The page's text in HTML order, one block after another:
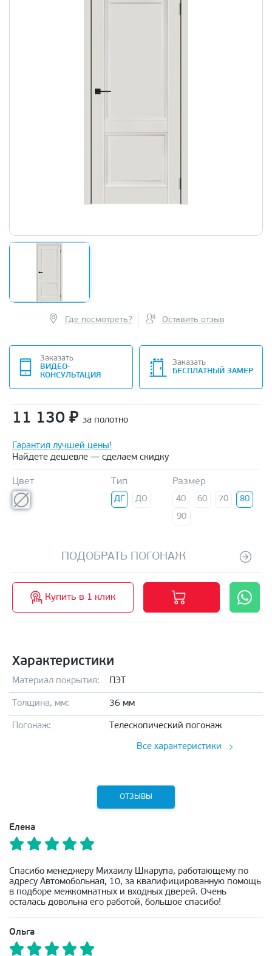
Где посмотреть? Оставить отзыв
Заказать
ВИДЕО-
КОНСУЛЬТАЦИЯ
Заказать
БЕСПЛАТНЫЙ ЗАМЕР
11 130 ₽ за полотно
Гарантия лучшей цены!
Найдете дешевле — сделаем скидку
Цвет Тип
ДГ ДО
Размер
40 60 70
80
90
ПОДОБРАТЬ ПОГОНАЖ
Купить в 1 клик
Характеристики
Материал покрытия: ПЭТ
Толщина, мм: 36 мм
Погонаж: Телескопический погонаж
Все характеристики
ОТЗЫВЫ
Елена
Спасибо менеджеру Михаилу Шкарупа, работающему по
адресу Автомобольная, 10, за квалифицированную помощь
в подборе межкомнатных и входных дверей. Очень
осталась довольна его работой, большое спасибо!
Ольга